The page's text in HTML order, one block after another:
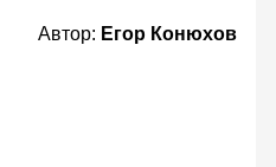
Автор: Егор Конюхов